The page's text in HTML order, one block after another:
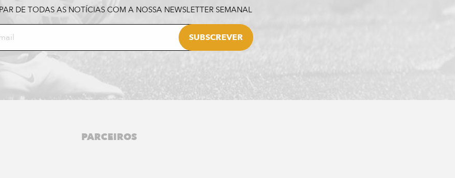
DE TODAS AS NOTÍCIAS COM A NOSSA NEWSLETTER SEMANAL
PARCEIROS